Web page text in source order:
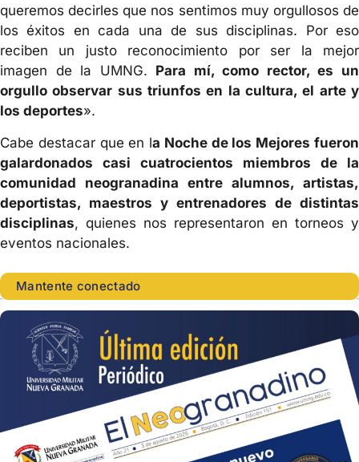
queremos decirles que nos sentimos muy orgullosos de
los éxitos en cada una de sus disciplinas. Por eso
reciben un justo reconocimiento por ser la mejor
imagen de la UMNG. Para mí, como rector, es un
orgullo observar sus triunfos en la cultura, el arte y
los deportes».
Cabe destacar que en la Noche de los Mejores fueron
galardonados casi cuatrocientos miembros de la
comunidad neogranadina entre alumnos, artistas,
deportistas, maestros y entrenadores de distintas
disciplinas, quienes nos representaron en torneos y
eventos nacionales.
Mantente conectado